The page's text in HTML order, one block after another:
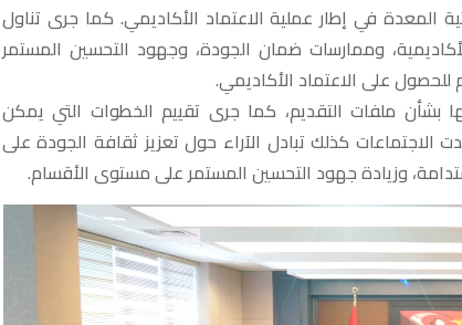
المعدة في إطار عملية الاعتماد الأكاديمي. كما جرى تناول
الأكاديمية، وممارسات ضمان الجودة، وجهود التحسين المستمر
للحصول على الاعتماد الأكاديمي.
بشأن ملفات التقديم، كما جرى تقييم الخطوات التي يمكن
الاجتماعات كذلك تبادل الآراء حول تعزيز ثقافة الجودة على
وزيادة جهود التحسين المستمر على مستوى الأقسام.